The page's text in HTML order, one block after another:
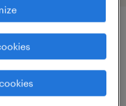
vaste nacht